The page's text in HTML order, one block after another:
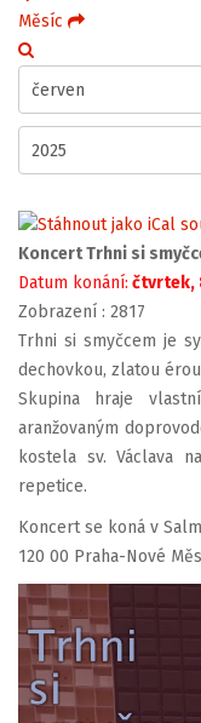
Měsíc
Koncert Trhni si
Datum konání: čtvrtek,
Zobrazení : 2817
Trhni si smyčcem je
dechovkou, zlatou
Skupina hraje
aranžovaným
kostela sv. Václava
repetice.
Koncert se koná v
120 00 Praha-Nové